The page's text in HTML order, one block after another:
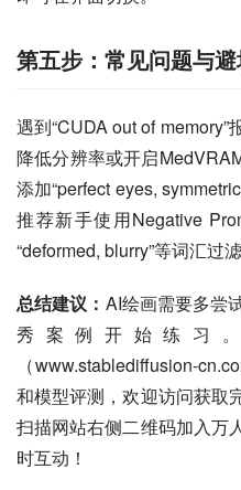
第五步：常见问题与
遇到“CUDA out of
降低分辨率或开启
添加“perfect eyes,
推荐新手使用Negative
“deformed, blurry”等词汇过
总结建议： AI绘画需要多尝
秀案例开始练习。
（www.stablediffusion-
和模型评测，欢迎访问获取
扫描网站右侧二维码加入万
时互动！